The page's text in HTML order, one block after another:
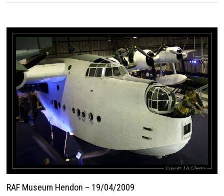
RAF Museum Hendon – 19/04/2009